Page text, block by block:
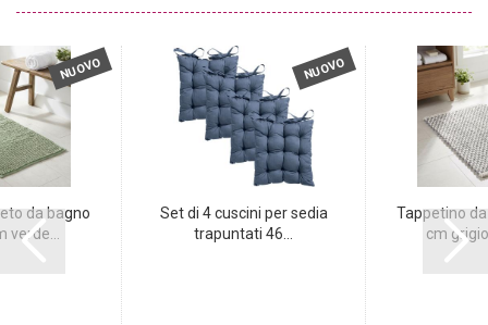
NUOVO
da bagno
verde...
NUOVO
Set di 4 cuscini per sedia
trapuntati 46...
Tappetino
cm